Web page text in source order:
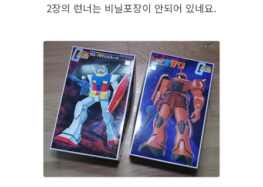
2장의 런너는 비닐포장이 안되어 있네요.